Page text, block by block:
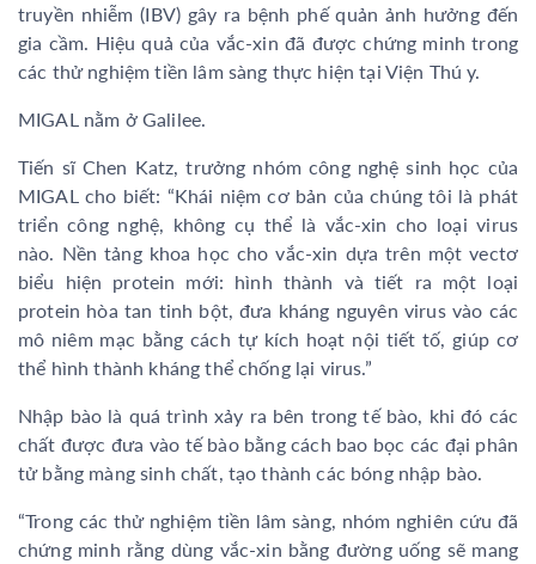
truyền nhiễm (IBV) gây ra bệnh phế quản ảnh hưởng đến
gia cầm. Hiệu quả của vắc-xin đã được chứng minh trong
các thử nghiệm tiền lâm sàng thực hiện tại Viện Thú y.
MIGAL nằm ở Galilee.
Tiến sĩ Chen Katz, trưởng nhóm công nghệ sinh học của
MIGAL cho biết: “Khái niệm cơ bản của chúng tôi là phát
triển công nghệ, không cụ thể là vắc-xin cho loại virus
nào. Nền tảng khoa học cho vắc-xin dựa trên một vectơ
biểu hiện protein mới: hình thành và tiết ra một loại
protein hòa tan tinh bột, đưa kháng nguyên virus vào các
mô niêm mạc bằng cách tự kích hoạt nội tiết tố, giúp cơ
thể hình thành kháng thể chống lại virus.”
Nhập bào là quá trình xảy ra bên trong tế bào, khi đó các
chất được đưa vào tế bào bằng cách bao bọc các đại phân
tử bằng màng sinh chất, tạo thành các bóng nhập bào.
“Trong các thử nghiệm tiền lâm sàng, nhóm nghiên cứu đã
chứng minh rằng dùng vắc-xin bằng đường uống sẽ mang